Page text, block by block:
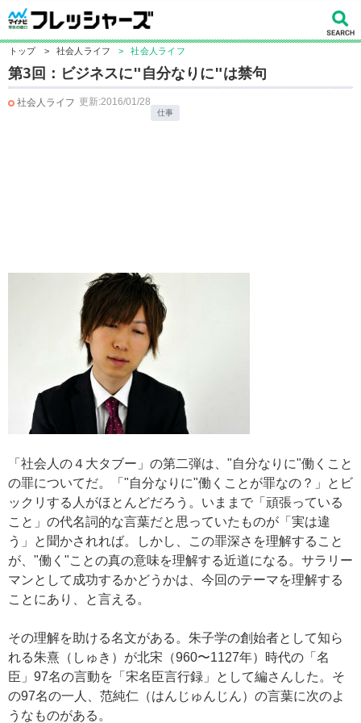
トップ > 社会人ライフ > 社会人ライフ
第3回：ビジネスに"自分なりに"は禁句
社会人ライフ 更新:2016/01/28
仕事
「社会人の４大タブー」の第二弾は、"自分なりに"働くこと
の罪についてだ。「"自分なりに"働くことが罪なの？」とビ
ックリする人がほとんどだろう。いままで「頑張っている
こと」の代名詞的な言葉だと思っていたものが「実は違
う」と聞かされれば。しかし、この罪深さを理解すること
が、"働く"ことの真の意味を理解する近道になる。サラリー
マンとして成功するかどうかは、今回のテーマを理解する
ことにあり、と言える。
その理解を助ける名文がある。朱子学の創始者として知ら
れる朱熹（しゅき）が北宋（960〜1127年）時代の「名
臣」97名の言動を「宋名臣言行録」として編さんした。そ
の97名の一人、范純仁（はんじゅんじん）の言葉に次のよ
うなものがある。